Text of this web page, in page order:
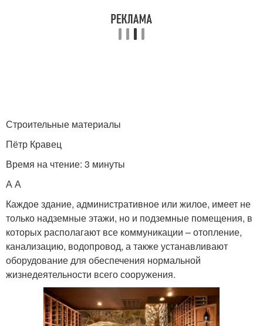
Строительные материалы
Пётр Кравец
Время на чтение: 3 минуты
А А
Каждое здание, административное или жилое, имеет не
только надземные этажи, но и подземные помещения, в
которых располагают все коммуникации – отопление,
канализацию, водопровод, а также устанавливают
оборудование для обеспечения нормальной
жизнедеятельности всего сооружения.